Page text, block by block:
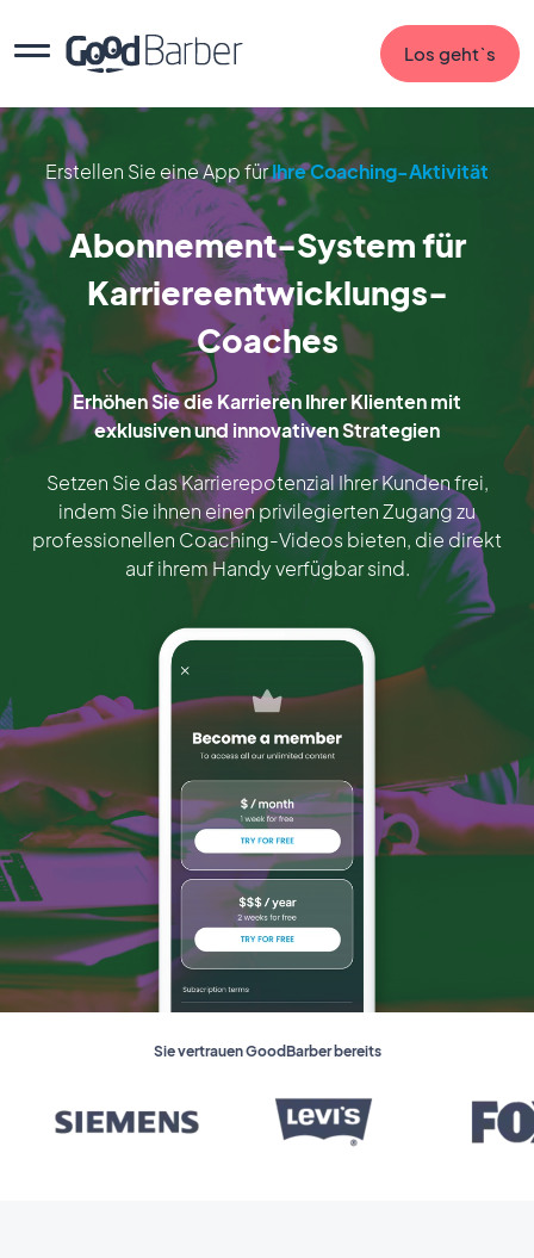
Los geht`s
Erstellen Sie eine App fürIhre Coaching-Aktivität
Abonnement-System für
Karriereentwicklungs-
Coaches
Erhöhen Sie die Karrieren Ihrer Klienten mit
exklusiven und innovativen Strategien
Setzen Sie das Karrierepotenzial Ihrer Kunden frei,
indem Sie ihnen einen privilegierten Zugang zu
professionellen Coaching-Videos bieten, die direkt
auf ihrem Handy verfügbar sind.
Sie vertrauen GoodBarber bereits